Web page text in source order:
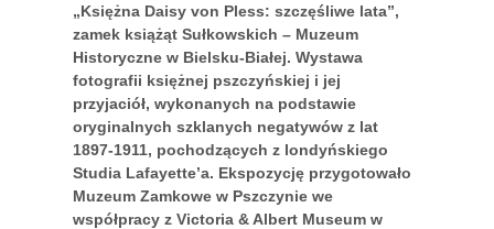
„Księżna Daisy von Pless: szczęśliwe lata”,
zamek książąt Sułkowskich – Muzeum
Historyczne w Bielsku-Białej. Wystawa
fotografii księżnej pszczyńskiej i jej
przyjaciół, wykonanych na podstawie
oryginalnych szklanych negatywów z lat
1897-1911, pochodzących z londyńskiego
Studia Lafayette’a. Ekspozycję przygotowało
Muzeum Zamkowe w Pszczynie we
współpracy z Victoria & Albert Museum w